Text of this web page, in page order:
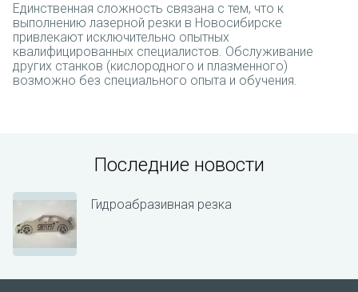
Единственная сложность связана с тем, что к
выполнению лазерной резки в Новосибирске
привлекают исключительно опытных
квалифицированных специалистов. Обслуживание
других станков (кислородного и плазменного)
возможно без специального опыта и обучения.
Последние новости
Гидроабразивная резка